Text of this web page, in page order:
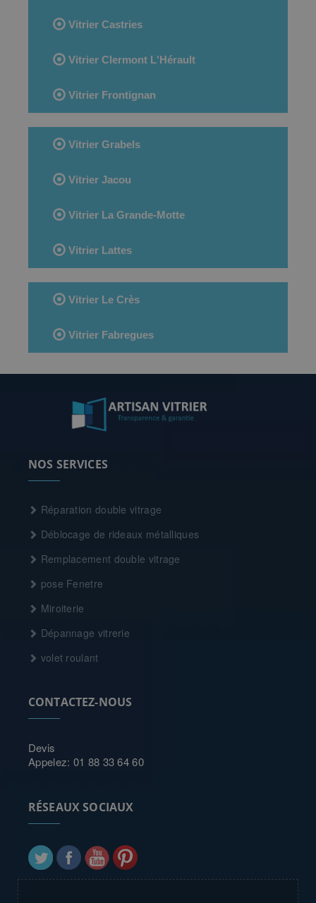
Vitrier Castries
Vitrier Clermont L'Hérault
Vitrier Frontignan
Vitrier Grabels
Vitrier Jacou
Vitrier La Grande-Motte
Vitrier Lattes
Vitrier Le Crès
Vitrier Fabregues
NOS SERVICES
Réparation double vitrage
Déblocage de rideaux métalliques
Remplacement double vitrage
pose Fenetre
Miroiterie
Dépannage vitrerie
volet roulant
CONTACTEZ-NOUS
Devis
Appelez: 01 88 33 64 60
RÉSEAUX SOCIAUX